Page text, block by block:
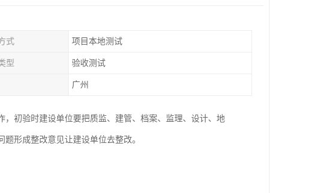
式 项目本地测试
型 验收测试
广州
初验时建设单位要把质监、建管、档案、监理、设计、地
形成整改意见让建设单位去整改。